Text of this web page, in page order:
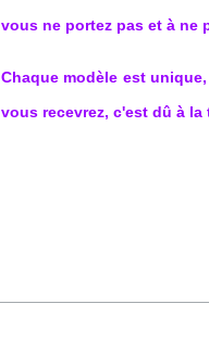
vous ne portez pas et à ne
Chaque modèle est
vous recevrez, c'est dû à la